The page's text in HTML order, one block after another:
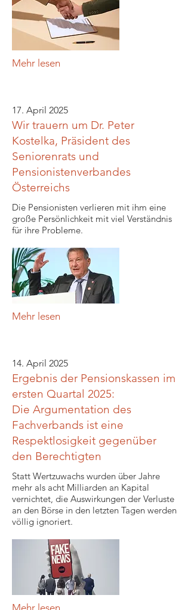
Mehr lesen
17. April 2025
Wir trauern um Dr. Peter
Kostelka, Präsident des
Seniorenrats und
Pensionistenverbandes
Österreichs
Die Pensionisten verlieren mit ihm eine
große Persönlichkeit mit viel Verständnis
für ihre Probleme.
Mehr lesen
14. April 2025
Ergebnis der Pensionskassen im
ersten Quartal 2025:
Die Argumentation des
Fachverbands ist eine
Respektlosigkeit gegenüber
den Berechtigten
Statt Wertzuwachs wurden über Jahre
mehr als acht Milliarden an Kapital
vernichtet, die Auswirkungen der Verluste
an den Börse in den letzten Tagen werden
völlig ignoriert.
Mehr lesen